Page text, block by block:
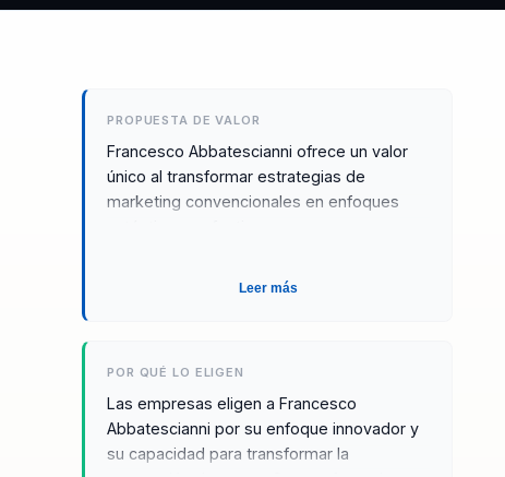
PROPUESTA DE VALOR
Francesco Abbatescianni ofrece un valor
único al transformar estrategias de
marketing convencionales en enfoques
metodología se centra en desafiar los
trayectoria comprobada en la colaboración
con marcas globales, Francesco convierte
las necesidades organizacionales en
resultados tangibles, ayudando a las
Leer más
POR QUÉ LO ELIGEN
Las empresas eligen a Francesco
Abbatescianni por su enfoque innovador y
su capacidad para transformar la